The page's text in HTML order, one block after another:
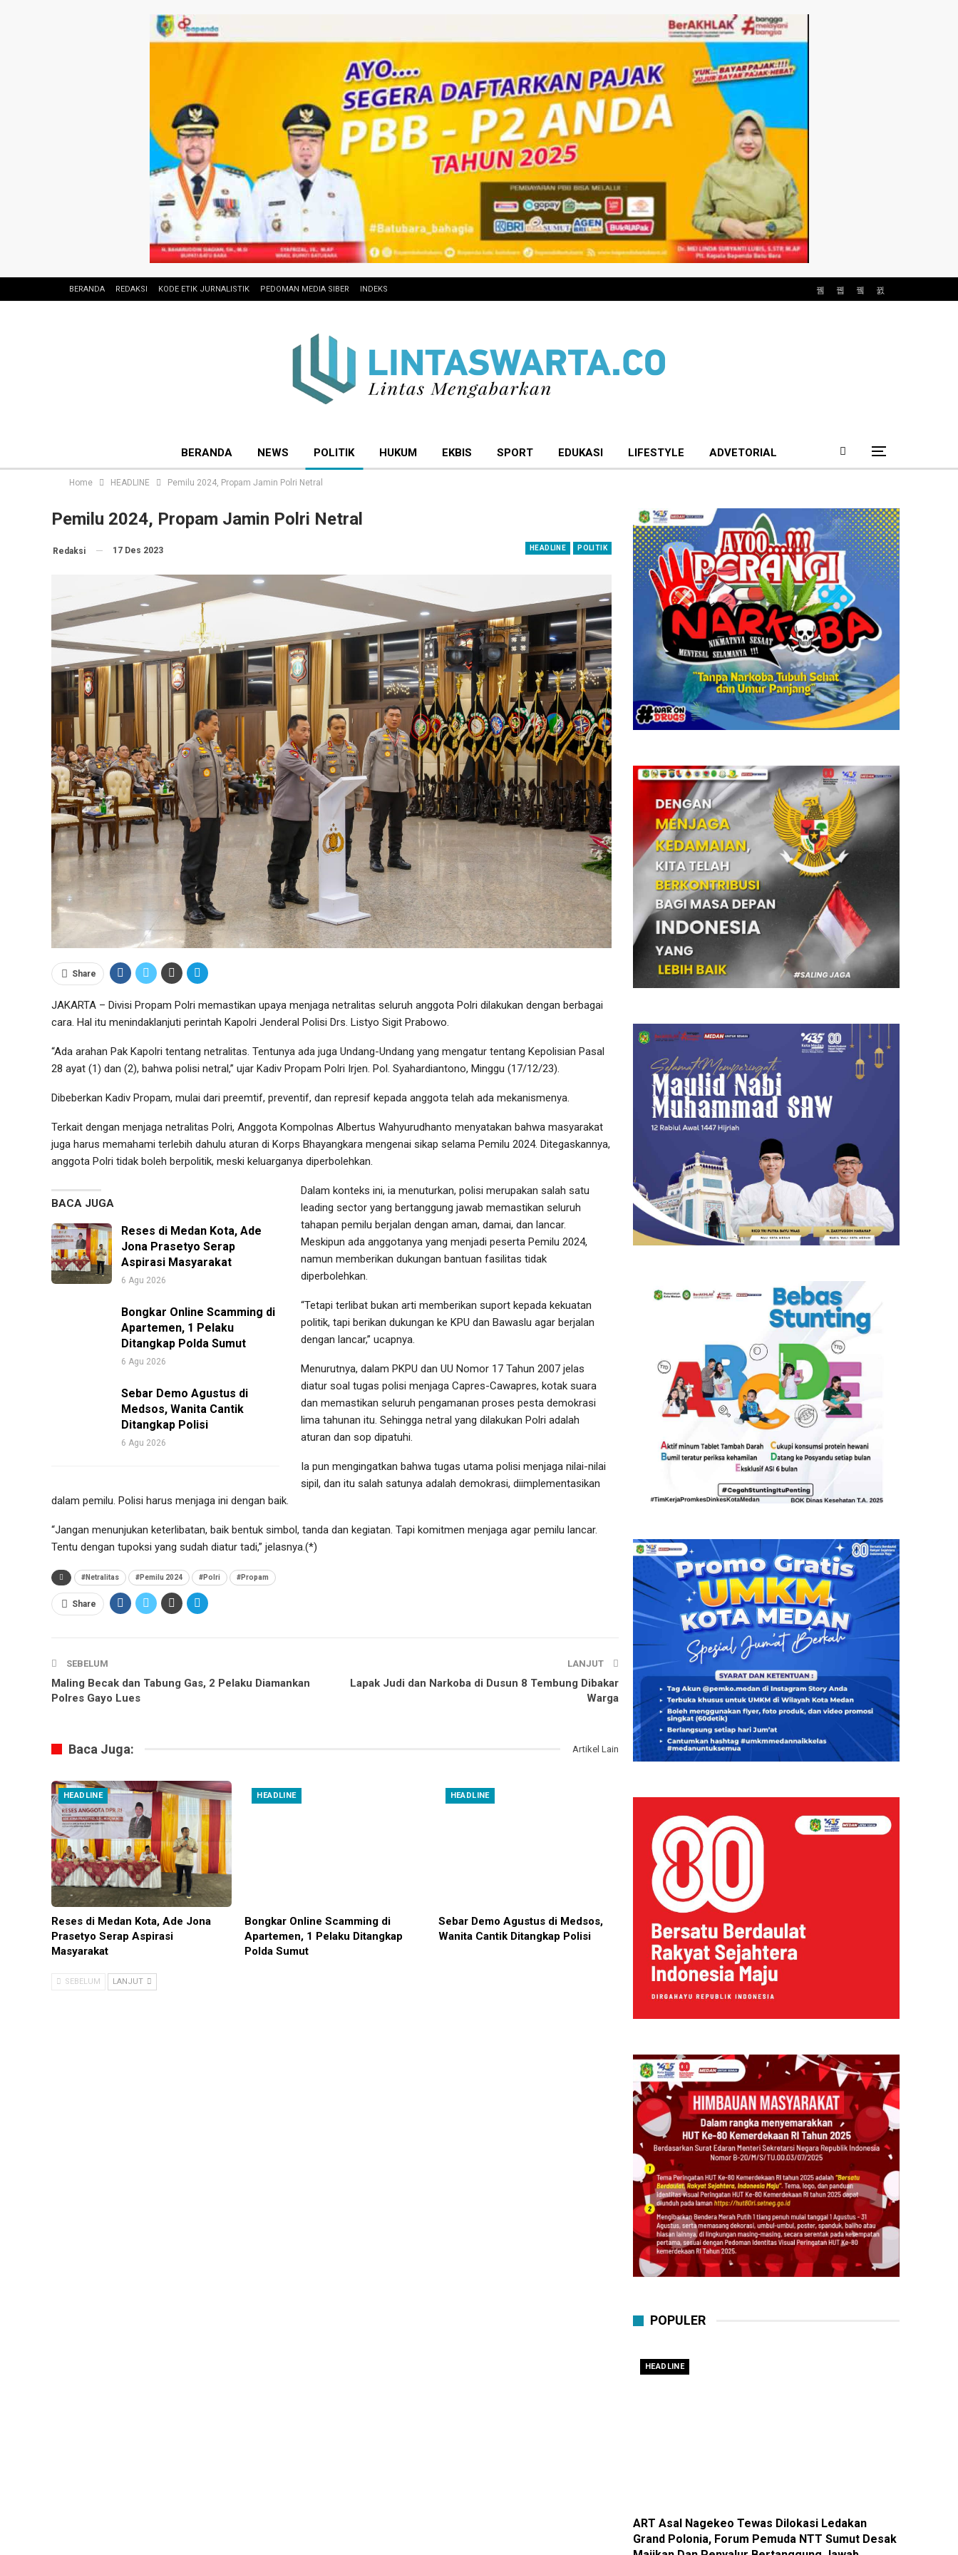
BERANDA REDAKSI KODE ETIK JURNALISTIK PEDOMAN MEDIA SIBER INDEKS
BERANDA NEWS POLITIK HUKUM EKBIS SPORT EDUKASI LIFESTYLE ADVETORIAL
Home HEADLINE Pemilu 2024, Propam Jamin Polri Netral
Pemilu 2024, Propam Jamin Polri Netral
HEADLINE POLITIK
Redaksi 17 Des 2023
Share
JAKARTA – Divisi Propam Polri memastikan upaya menjaga netralitas seluruh anggota Polri dilakukan dengan berbagai
cara. Hal itu menindaklanjuti perintah Kapolri Jenderal Polisi Drs. Listyo Sigit Prabowo.
“Ada arahan Pak Kapolri tentang netralitas. Tentunya ada juga Undang-Undang yang mengatur tentang Kepolisian Pasal
28 ayat (1) dan (2), bahwa polisi netral,” ujar Kadiv Propam Polri Irjen. Pol. Syahardiantono, Minggu (17/12/23).
Dibeberkan Kadiv Propam, mulai dari preemtif, preventif, dan represif kepada anggota telah ada mekanismenya.
Terkait dengan menjaga netralitas Polri, Anggota Kompolnas Albertus Wahyurudhanto menyatakan bahwa masyarakat
juga harus memahami terlebih dahulu aturan di Korps Bhayangkara mengenai sikap selama Pemilu 2024. Ditegaskannya,
anggota Polri tidak boleh berpolitik, meski keluarganya diperbolehkan.
BACA JUGA
Reses di Medan Kota, Ade
Jona Prasetyo Serap
Aspirasi Masyarakat
6 Agu 2026
Bongkar Online Scamming di
Apartemen, 1 Pelaku
Ditangkap Polda Sumut
6 Agu 2026
Sebar Demo Agustus di
Medsos, Wanita Cantik
Ditangkap Polisi
6 Agu 2026
Dalam konteks ini, ia menuturkan, polisi merupakan salah satu
leading sector yang bertanggung jawab memastikan seluruh
tahapan pemilu berjalan dengan aman, damai, dan lancar.
Meskipun ada anggotanya yang menjadi peserta Pemilu 2024,
namun memberikan dukungan bantuan fasilitas tidak
diperbolehkan.
“Tetapi terlibat bukan arti memberikan suport kepada kekuatan
politik, tapi berikan dukungan ke KPU dan Bawaslu agar berjalan
dengan lancar,” ucapnya.
Menurutnya, dalam PKPU dan UU Nomor 17 Tahun 2007 jelas
diatur soal tugas polisi menjaga Capres-Cawapres, kotak suara
dan memastikan seluruh pengamanan proses pesta demokrasi
lima tahunan itu. Sehingga netral yang dilakukan Polri adalah
aturan dan sop dipatuhi.
Ia pun mengingatkan bahwa tugas utama polisi menjaga nilai-nilai
sipil, dan itu salah satunya adalah demokrasi, diimplementasikan
dalam pemilu. Polisi harus menjaga ini dengan baik.
“Jangan menunjukan keterlibatan, baik bentuk simbol, tanda dan kegiatan. Tapi komitmen menjaga agar pemilu lancar.
Tentu dengan tupoksi yang sudah diatur tadi,” jelasnya.(*)
#Netralitas #Pemilu 2024 #Polri #Propam
Share
SEBELUM
Maling Becak dan Tabung Gas, 2 Pelaku Diamankan
Polres Gayo Lues
LANJUT
Lapak Judi dan Narkoba di Dusun 8 Tembung Dibakar
Warga
Baca Juga: Artikel Lain
HEADLINE
Reses di Medan Kota, Ade Jona
Prasetyo Serap Aspirasi
Masyarakat
HEADLINE
Bongkar Online Scamming di
Apartemen, 1 Pelaku Ditangkap
Polda Sumut
HEADLINE
Sebar Demo Agustus di Medsos,
Wanita Cantik Ditangkap Polisi
SEBELUM LANJUT
POPULER
HEADLINE
ART Asal Nagekeo Tewas Dilokasi Ledakan
Grand Polonia, Forum Pemuda NTT Sumut Desak